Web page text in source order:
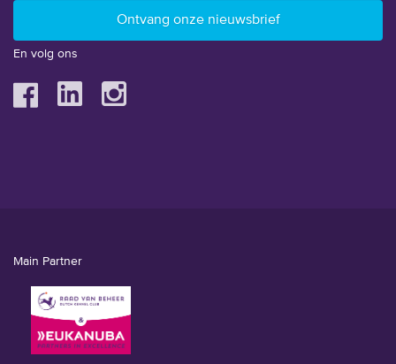
En volg ons
Main Partner